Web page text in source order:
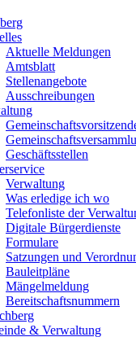
Aktuelle Meldungen
Amtsblatt
Stellenangebote
Ausschreibungen
Geschäftsstellen
Verwaltung
Was erledige ich wo
Telefonliste der
Digitale Bürgerdienste
Formulare
Satzungen und
Bauleitpläne
Mängelmeldung
Bereitschaftsnummern
& Verwaltung